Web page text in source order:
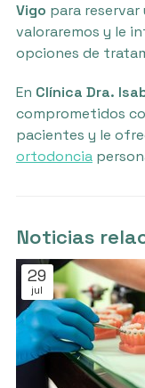
Vigo para reservar
valoraremos y le
opciones de
En Clínica Dra.
comprometidos
pacientes y le
ortodoncia
Noticias
29
jul